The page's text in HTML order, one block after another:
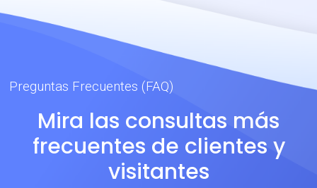
Preguntas Frecuentes (FAQ)
Mira las consultas más
frecuentes de clientes y
visitantes